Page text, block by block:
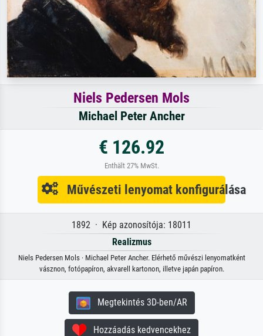
Niels Pedersen Mols
Michael Peter Ancher
€ 126.92
Enthält 27% MwSt.
Művészeti lenyomat konfigurálása
1892 · Kép azonosítója: 18011
Realizmus
Niels Pedersen Mols · Michael Peter Ancher. Elérhető művészi lenyomatként
vásznon, fotópapíron, akvarell kartonon, illetve japán papíron.
Megtekintés 3D-ben/AR
Hozzáadás kedvencekhez